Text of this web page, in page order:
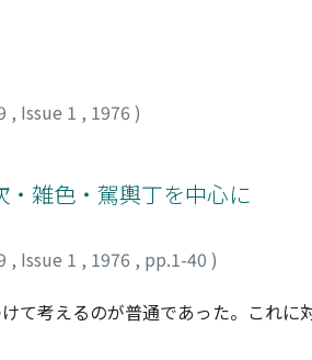
, Issue 1 , 1976 )
・雑色・駕輿丁を中心に
, Issue 1 , 1976 , pp.1-40 )
て考えるのが普通であった。これに
通説の地位を失っていない。しかし